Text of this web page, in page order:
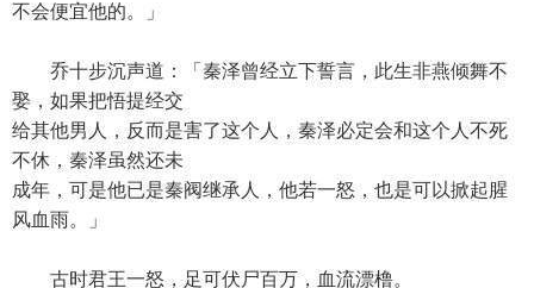
不会便宜他的。」
乔十步沉声道：「秦泽曾经立下誓言，此生非燕倾舞不
娶，如果把悟提经交
给其他男人，反而是害了这个人，秦泽必定会和这个人不死
不休，秦泽虽然还未
成年，可是他已是秦阀继承人，他若一怒，也是可以掀起腥
风血雨。」
古时君王一怒，足可伏尸百万，血流漂橹。